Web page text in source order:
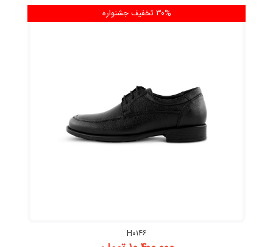
H۰۱۴۶
۳۰% تخفیف جشنواره